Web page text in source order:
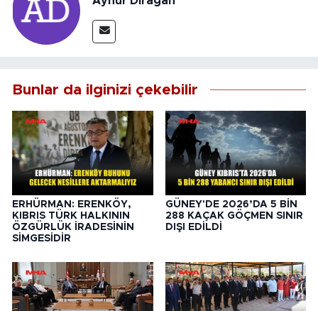
Bunlar da ilginizi çekebilir
ERHÜRMAN: ERENKÖY,
KIBRIS TÜRK HALKININ
ÖZGÜRLÜK İRADESİNİN
SİMGESİDİR
GÜNEY'DE 2026’DA 5 BİN
288 KAÇAK GÖÇMEN SINIR
DIŞI EDİLDİ